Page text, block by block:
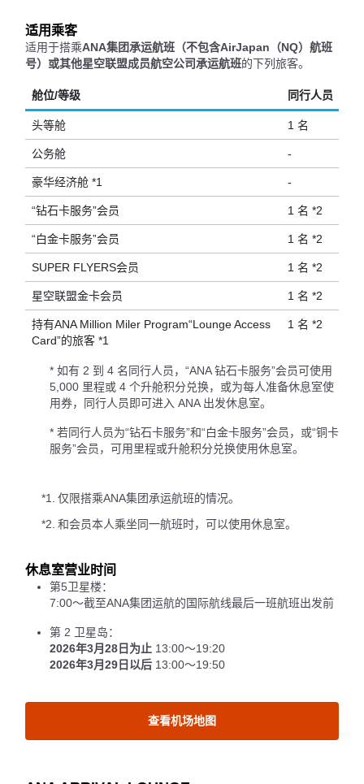
适用乘客
适用于搭乘ANA集团承运航班（不包含AirJapan（NQ）航班
号）或其他星空联盟成员航空公司承运航班的下列旅客。
舱位/等级 同行人员
头等舱 1 名
公务舱 -
豪华经济舱 *1 -
“钻石卡服务”会员 1 名 *2
“白金卡服务”会员 1 名 *2
SUPER FLYERS会员 1 名 *2
星空联盟金卡会员 1 名 *2
持有ANA Million Miler Program“Lounge Access
Card”的旅客 *1
1 名 *2
* 如有 2 到 4 名同行人员，“ANA 钻石卡服务”会员可使用
5,000 里程或 4 个升舱积分兑换，或为每人准备休息室使
用券，同行人员即可进入 ANA 出发休息室。
* 若同行人员为“钻石卡服务”和“白金卡服务”会员，或“铜卡
服务”会员，可用里程或升舱积分兑换使用休息室。
*1.
仅限搭乘ANA集团承运航班的情况。
*2. 和会员本人乘坐同一航班时，可以使用休息室。
休息室营业时间
第5卫星楼：
7:00～截至ANA集团运航的国际航线最后一班航班出发前
第 2 卫星岛：
2026年3月28日为止 13:00～19:20
2026年3月29日以后 13:00～19:50
查看机场地图